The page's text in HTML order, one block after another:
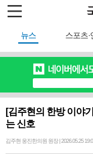
뉴스 스포츠·
[김주현의 한방 이야
는 신호
김주현 웅진한의원 원장 | 2026.05.25